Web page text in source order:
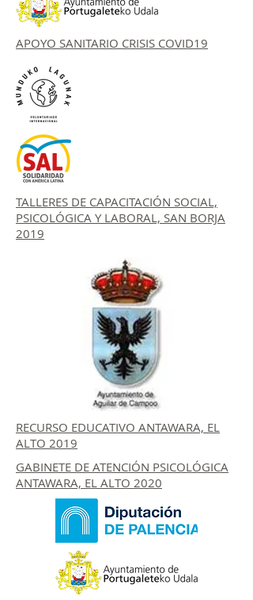
APOYO SANITARIO CRISIS COVID19
TALLERES DE CAPACITACIÓN SOCIAL,
PSICOLÓGICA Y LABORAL, SAN BORJA
2019
RECURSO EDUCATIVO ANTAWARA, EL
ALTO 2019
GABINETE DE ATENCIÓN PSICOLÓGICA
ANTAWARA, EL ALTO 2020